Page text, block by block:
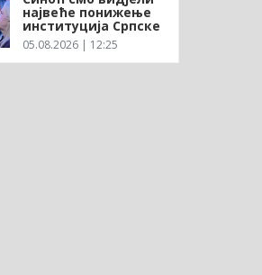
највеће понижење
институција Српске
05.08.2026 | 12:25